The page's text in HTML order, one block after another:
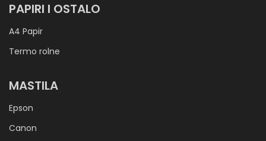
PAPIRI I OSTALO
A4 Papir
Termo rolne
MASTILA
Epson
Canon